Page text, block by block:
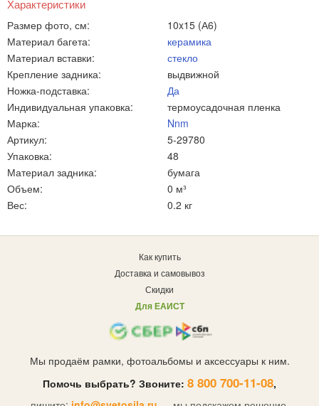
Характеристики
Размер фото, см:
10x15 (А6)
Материал багета:
керамика
Материал вставки:
стекло
Крепление задника:
выдвижной
Ножка-подставка:
Да
Индивидуальная упаковка:
термоусадочная пленка
Марка:
Nnm
Артикул:
5-29780
Упаковка:
48
Материал задника:
бумага
Объем:
0 м³
Вес:
0.2 кг
Как купить
Доставка и самовывоз
Скидки
Для ЕАИСТ
Мы продаём рамки, фотоальбомы и аксессуары к ним.
Помочь выбрать? Звоните: 8 800 700-11-08,